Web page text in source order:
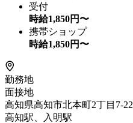
受付
時給1,850円〜
携帯ショップ
時給1,850円〜
勤務地
面接地
高知県高知市北本町2丁目7-22
高知駅、入明駅